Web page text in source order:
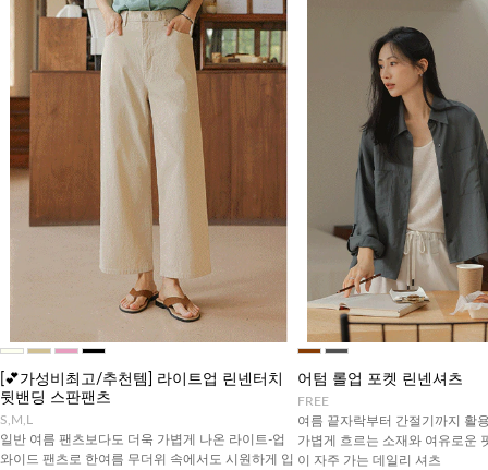
[💕가성비최고/추천템] 라이트업 린넨터치
뒷밴딩 스판팬츠
S,M,L
일반 여름 팬츠보다도 더욱 가볍게 나온 라이트-업
와이드 팬츠로 한여름 무더위 속에서도 시원하게 입
어텀 롤업 포켓 린넨셔츠
FREE
여름 끝자락부터 간절기까지 활
가볍게 흐르는 소재와 여유로운
이 자주 가는 데일리 셔츠